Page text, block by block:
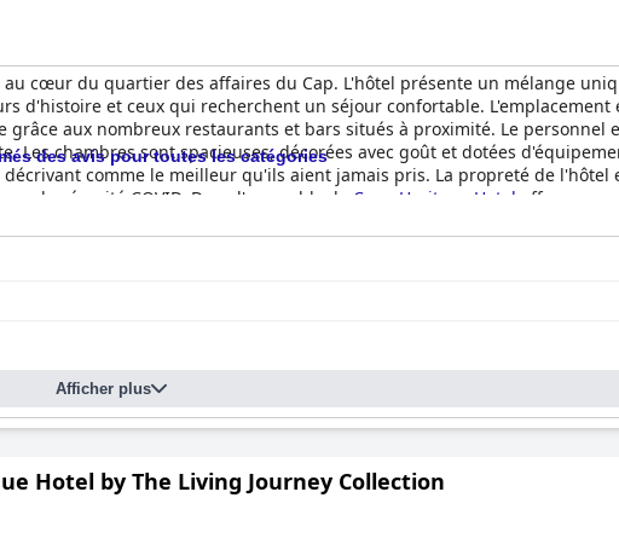
cœur du quartier des affaires du Cap. L'hôtel présente un mélange
d'histoire et ceux qui recherchent un séjour confortable. L'emplacement
aux nombreux restaurants et bars situés à proximité. Le personnel
Les chambres sont spacieuses, décorées avec goût et dotées
comme le meilleur qu'ils aient jamais pris. La propreté de l'hôtel
de sécurité COVID. Dans l'ensemble, le
Cape Heritage Hotel offre un
une expérience 5 étoiles avec une touche historique unique.
des avis pour toutes les catégories
Afficher plus
Hotel by The Living Journey Collection